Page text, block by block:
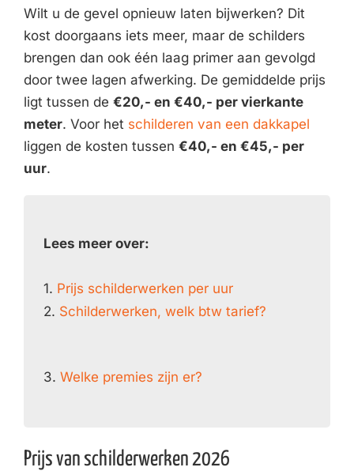
Wilt u de gevel opnieuw laten bijwerken? Dit
kost doorgaans iets meer, maar de schilders
brengen dan ook één laag primer aan gevolgd
door twee lagen afwerking. De gemiddelde prijs
ligt tussen de €20,- en €40,- per vierkante
meter. Voor het schilderen van een dakkapel
liggen de kosten tussen €40,- en €45,- per
uur.
Lees meer over:
1. Prijs schilderwerken per uur
2. Schilderwerken, welk btw tarief?
3. Welke premies zijn er?
Prijs van schilderwerken 2026